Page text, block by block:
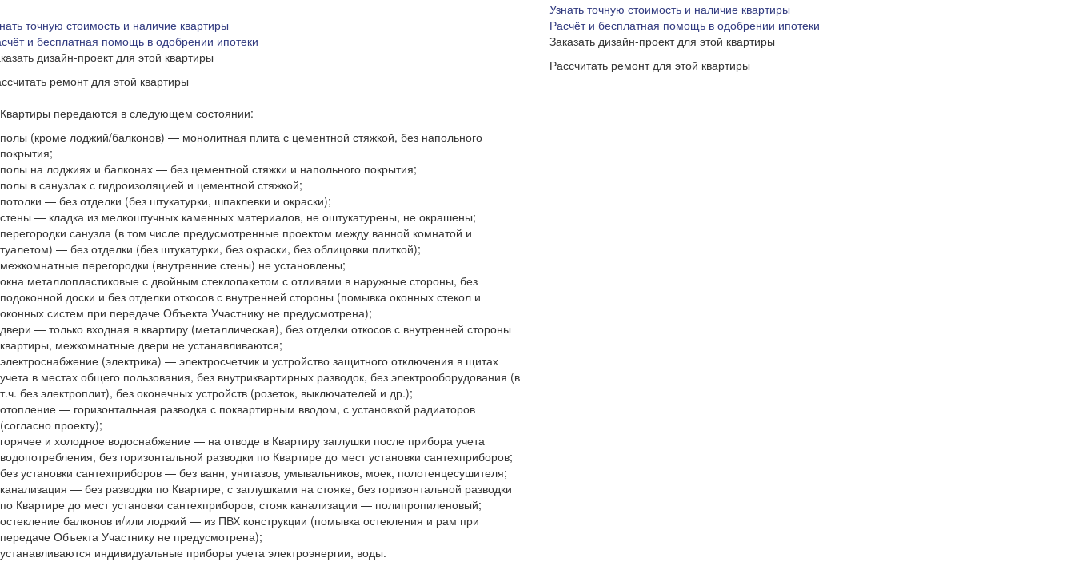
точную стоимость и наличие квартиры
и бесплатная помощь в одобрении ипотеки
дизайн-проект для этой квартиры
ремонт для этой квартиры
Квартиры передаются в следующем состоянии:
полы (кроме лоджий/балконов) — монолитная плита с цементной стяжкой, без напольного
покрытия;
полы на лоджиях и балконах — без цементной стяжки и напольного покрытия;
полы в санузлах с гидроизоляцией и цементной стяжкой;
потолки — без отделки (без штукатурки, шпаклевки и окраски);
стены — кладка из мелкоштучных каменных материалов, не оштукатурены, не окрашены;
перегородки санузла (в том числе предусмотренные проектом между ванной комнатой и
туалетом) — без отделки (без штукатурки, без окраски, без облицовки плиткой);
межкомнатные перегородки (внутренние стены) не установлены;
окна металлопластиковые с двойным стеклопакетом с отливами в наружные стороны, без
подоконной доски и без отделки откосов с внутренней стороны (помывка оконных стекол и
оконных систем при передаче Объекта Участнику не предусмотрена);
двери — только входная в квартиру (металлическая), без отделки откосов с внутренней стороны
квартиры, межкомнатные двери не устанавливаются;
электроснабжение (электрика) — электросчетчик и устройство защитного отключения в щитах
учета в местах общего пользования, без внутриквартирных разводок, без электрооборудования (в
т.ч. без электроплит), без оконечных устройств (розеток, выключателей и др.);
отопление — горизонтальная разводка с поквартирным вводом, с установкой радиаторов
(согласно проекту);
горячее и холодное водоснабжение — на отводе в Квартиру заглушки после прибора учета
водопотребления, без горизонтальной разводки по Квартире до мест установки сантехприборов;
без установки сантехприборов — без ванн, унитазов, умывальников, моек, полотенцесушителя;
канализация — без разводки по Квартире, с заглушками на стояке, без горизонтальной разводки
по Квартире до мест установки сантехприборов, стояк канализации — полипропиленовый;
остекление балконов и/или лоджий — из ПВХ конструкции (помывка остекления и рам при
передаче Объекта Участнику не предусмотрена);
устанавливаются индивидуальные приборы учета электроэнергии, воды.
Узнать точную стоимость и наличие квартиры
Расчёт и бесплатная помощь в одобрении ипотеки
Заказать дизайн-проект для этой квартиры
Рассчитать ремонт для этой квартиры